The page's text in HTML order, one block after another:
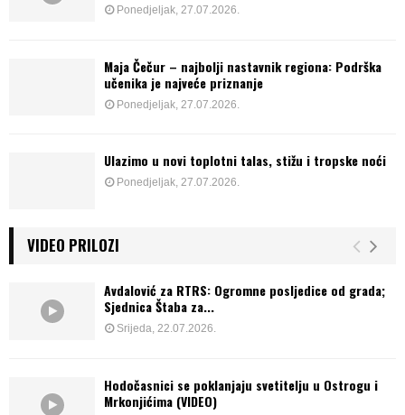
Ponedjeljak, 27.07.2026.
Maja Čečur – najbolji nastavnik regiona: Podrška
učenika je najveće priznanje
Ponedjeljak, 27.07.2026.
Ulazimo u novi toplotni talas, stižu i tropske noći
Ponedjeljak, 27.07.2026.
VIDEO PRILOZI
Avdalović za RTRS: Ogromne posljedice od grada;
Sjednica Štaba za...
Srijeda, 22.07.2026.
Hodočasnici se poklanjaju svetitelju u Ostrogu i
Mrkonjićima (VIDEO)